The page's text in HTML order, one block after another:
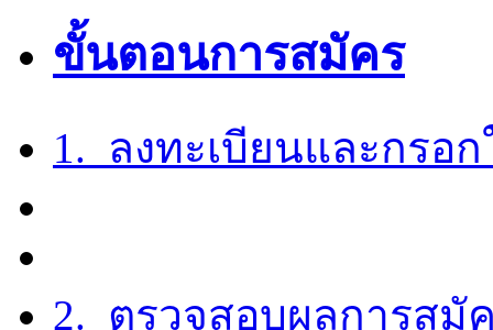
ขั้นตอนการสมัคร
1. ลงทะเบียนและกรอ
2. ตรวจสอบผลการสมั